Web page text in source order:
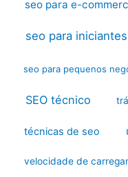
seo para e-
seo para iniciantes
seo para pequenos
SEO técnico
técnicas de seo
velocidade de